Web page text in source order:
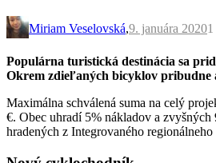
Miriam Veselovská,9. januára 2020
Populárna turistická destinácia sa
Okrem zdieľaných bicyklov pribudne
Maximálna schválená suma na celý
€. Obec uhradí 5% nákladov a zvyšných
hradených z Integrovaného regionálneho